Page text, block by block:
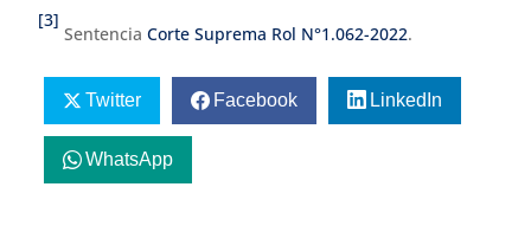
[3]
SentenciaCorte Suprema Rol N°1.062-2022.
Twitter Facebook LinkedIn
WhatsApp